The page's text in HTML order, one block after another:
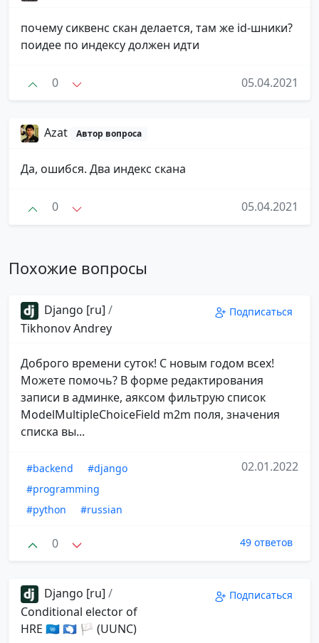
почему сиквенс скан делается, там же id-шники?
поидее по индексу должен идти
0 05.04.2021
Azat Автор вопроса
Да, ошибся. Два индекс скана
0 05.04.2021
Похожие вопросы
Django [ru] /
Tikhonov Andrey
Подписаться
Доброго времени суток! С новым годом всех!
Можете помочь? В форме редактирования
записи в админке, аяксом фильтрую список
ModelMultipleChoiceField m2m поля, значения
списка вы...
#backend
#django
#programming
#python
#russian
02.01.2022
0 49 ответов
Django [ru] /
Conditional elector of
HRE 🇺🇳 🇦🇶 🏳 (UUNC)
Подписаться